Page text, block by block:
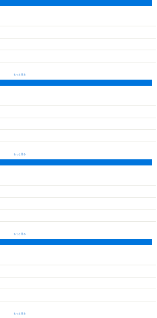
もっと見る
もっと見る
もっと見る
もっと見る